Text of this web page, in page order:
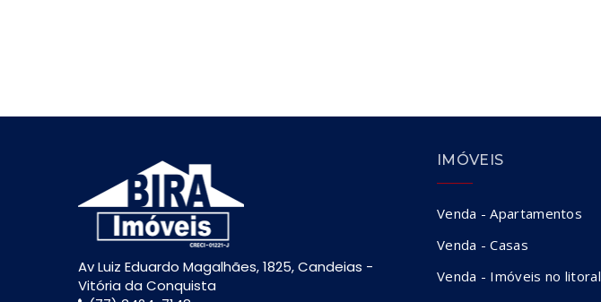
Av Luiz Eduardo Magalhães, 1825, Candeias -
Vitória da Conquista
IMÓVEIS
Venda - Apartamentos
Venda - Casas
Venda - Imóveis no litoral